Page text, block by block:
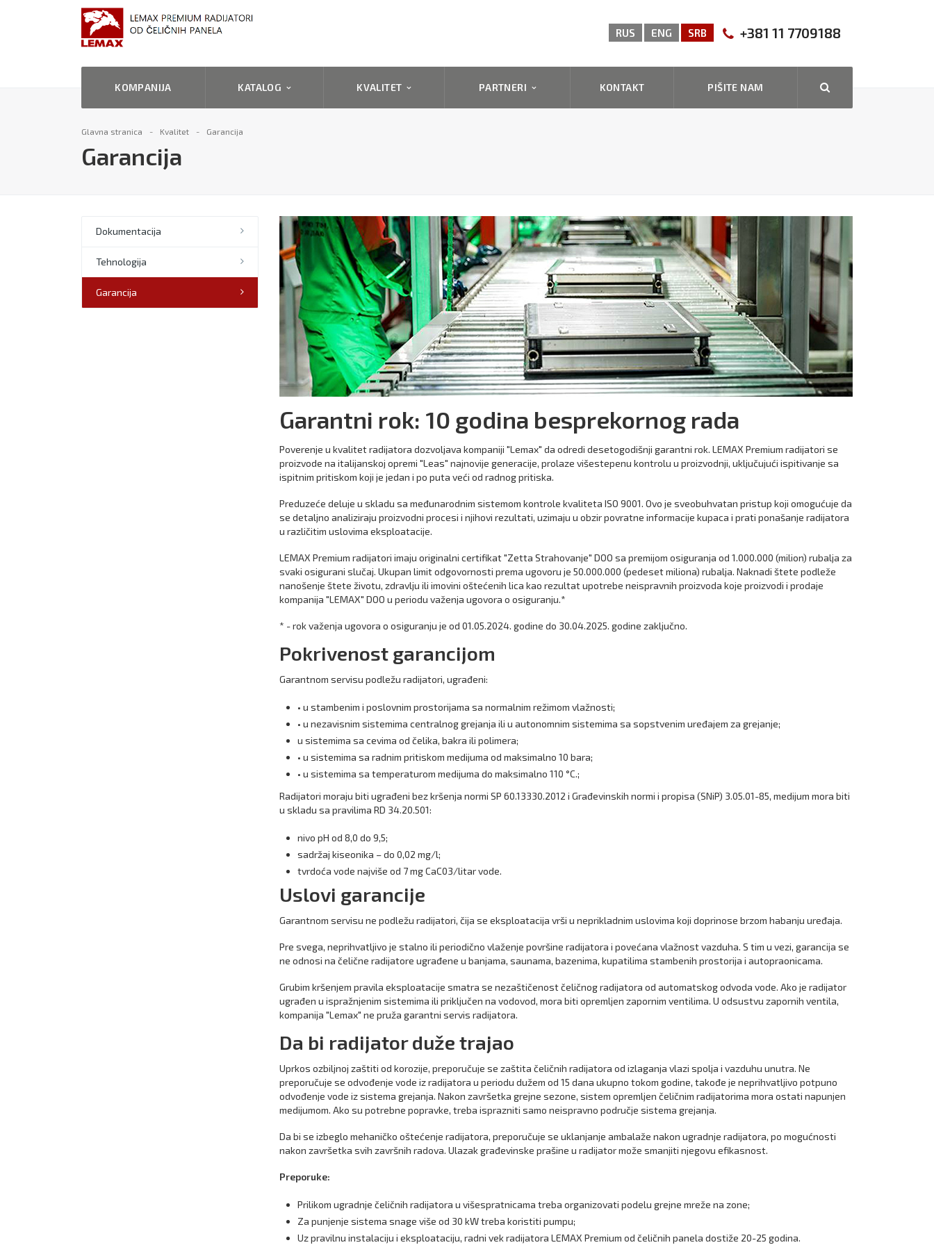
+381 11 7709188
RUS ENG SRB
KOMPANIJA KATALOG KVALITET PARTNERI KONTAKT PIŠITE NAM
Glavna stranica Kvalitet Garancija
Garancija
Dokumentacija
Tehnologija
Garancija
Garantni rok: 10 godina besprekornog rada
Poverenje u kvalitet radijatora dozvoljava kompaniji "Lemax" da odredi desetogodišnji garantni rok. LEMAX Premium radijatori se
proizvode na italijanskoj opremi "Leas" najnovije generacije, prolaze višestepenu kontrolu u proizvodnji, uključujući ispitivanje sa
ispitnim pritiskom koji je jedan i po puta veći od radnog pritiska.
Preduzeće deluje u skladu sa međunarodnim sistemom kontrole kvaliteta ISO 9001. Ovo je sveobuhvatan pristup koji omogućuje da
se detaljno analiziraju proizvodni procesi i njihovi rezultati, uzimaju u obzir povratne informacije kupaca i prati ponašanje radijatora
u različitim uslovima eksploatacije.
LEMAX Premium radijatori imaju originalni certifikat "Zetta Strahovanje" DOO sa premijom osiguranja od 1.000.000 (milion) rubalja za
svaki osigurani slučaj. Ukupan limit odgovornosti prema ugovoru je 50.000.000 (pedeset miliona) rubalja. Naknadi štete podleže
nanošenje štete životu, zdravlju ili imovini oštećenih lica kao rezultat upotrebe neispravnih proizvoda koje proizvodi i prodaje
kompanija "LEMAX" DOO u periodu važenja ugovora o osiguranju.*
* - rok važenja ugovora o osiguranju je od 01.05.2024. godine do 30.04.2025. godine zaključno.
Pokrivenost garancijom
Garantnom servisu podležu radijatori, ugrađeni:
• u stambenim i poslovnim prostorijama sa normalnim režimom vlažnosti;
• u nezavisnim sistemima centralnog grejanja ili u autonomnim sistemima sa sopstvenim uređajem za grejanje;
u sistemima sa cevima od čelika, bakra ili polimera;
• u sistemima sa radnim pritiskom medijuma od maksimalno 10 bara;
• u sistemima sa temperaturom medijuma do maksimalno 110 °C.;
Radijatori moraju biti ugrađeni bez kršenja normi SP 60.13330.2012 i Građevinskih normi i propisa (SNiP) 3.05.01-85, medijum mora biti
u skladu sa pravilima RD 34.20.501:
nivo pH od 8,0 do 9,5;
sadržaj kiseonika – do 0,02 mg/l;
tvrdoća vode najviše od 7 mg CaC03/litar vode.
Uslovi garancije
Garantnom servisu ne podležu radijatori, čija se eksploatacija vrši u neprikladnim uslovima koji doprinose brzom habanju uređaja.
Pre svega, neprihvatljivo je stalno ili periodično vlaženje površine radijatora i povećana vlažnost vazduha. S tim u vezi, garancija se
ne odnosi na čelične radijatore ugrađene u banjama, saunama, bazenima, kupatilima stambenih prostorija i autopraonicama.
Grubim kršenjem pravila eksploatacije smatra se nezaštičenost čeličnog radijatora od automatskog odvoda vode. Ako je radijator
ugrađen u ispražnjenim sistemima ili priključen na vodovod, mora biti opremljen zapornim ventilima. U odsustvu zapornih ventila,
kompanija "Lemax" ne pruža garantni servis radijatora.
Da bi radijator duže trajao
Uprkos ozbiljnoj zaštiti od korozije, preporučuje se zaštita čeličnih radijatora od izlaganja vlazi spolja i vazduhu unutra. Ne
preporučuje se odvođenje vode iz radijatora u periodu dužem od 15 dana ukupno tokom godine, takođe je neprihvatljivo potpuno
odvođenje vode iz sistema grejanja. Nakon završetka grejne sezone, sistem opremljen čeličnim radijatorima mora ostati napunjen
medijumom. Ako su potrebne popravke, treba isprazniti samo neispravno područje sistema grejanja.
Da bi se izbeglo mehaničko oštećenje radijatora, preporučuje se uklanjanje ambalaže nakon ugradnje radijatora, po mogućnosti
nakon završetka svih završnih radova. Ulazak građevinske prašine u radijator može smanjiti njegovu efikasnost.
Preporuke:
Prilikom ugradnje čeličnih radijatora u višespratnicama treba organizovati podelu grejne mreže na zone;
Za punjenje sistema snage više od 30 kW treba koristiti pumpu;
Uz pravilnu instalaciju i eksploataciju, radni vek radijatora LEMAX Premium od čeličnih panela dostiže 20-25 godina.